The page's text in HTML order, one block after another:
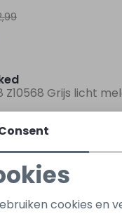
Z10568 Grijs licht
37 Ecru zand
cookies
cookies en